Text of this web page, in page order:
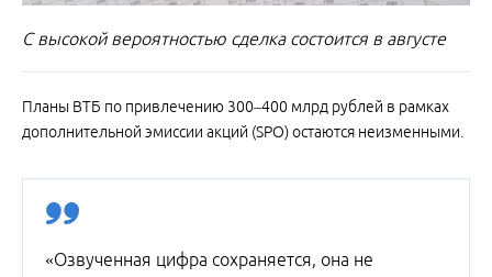
С высокой вероятностью сделка состоится в августе
Планы ВТБ по привлечению 300–400 млрд рублей в рамках
дополнительной эмиссии акций (SPO) остаются неизменными.
«Озвученная цифра сохраняется, она не